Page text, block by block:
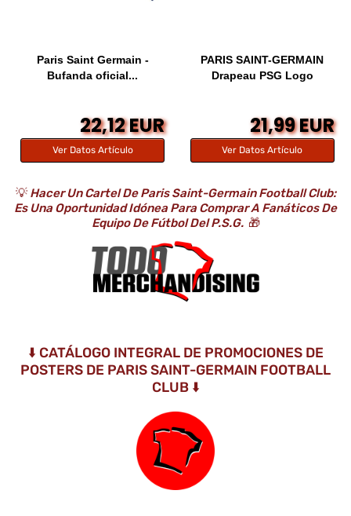
Paris Saint Germain -
Bufanda oficial...
22,12 EUR
Ver Datos Artículo
PARIS SAINT-GERMAIN
Drapeau PSG Logo
21,99 EUR
Ver Datos Artículo
💡Hacer Un Cartel De Paris Saint-Germain Football Club:
Es Una Oportunidad Idónea Para Comprar A Fanáticos De
Equipo De Fútbol Del P.S.G. 🎁
⬇️ CATÁLOGO INTEGRAL DE PROMOCIONES DE
POSTERS DE PARIS SAINT-GERMAIN FOOTBALL
CLUB ⬇️